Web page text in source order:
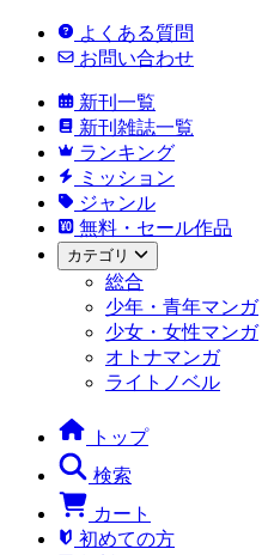
よくある質問
お問い合わせ
新刊一覧
新刊雑誌一覧
ランキング
ミッション
ジャンル
無料・セール作品
カテゴリ
総合
少年・青年マンガ
少女・女性マンガ
オトナマンガ
ライトノベル
トップ
検索
カート
初めての方